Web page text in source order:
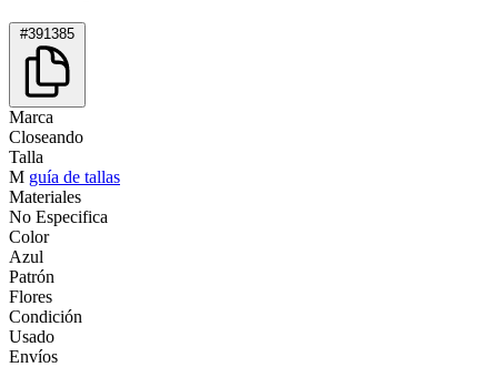
#391385
Marca
Closeando
Talla
M guía de tallas
Materiales
No Especifica
Color
Azul
Patrón
Flores
Condición
Usado
Envíos